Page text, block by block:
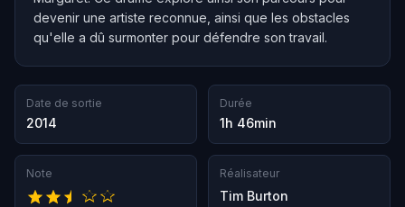
devenir une artiste reconnue, ainsi que les obstacles
qu'elle a dû surmonter pour défendre son travail.
Date de sortie
2014
Durée
1h 46min
Note Réalisateur
Tim Burton